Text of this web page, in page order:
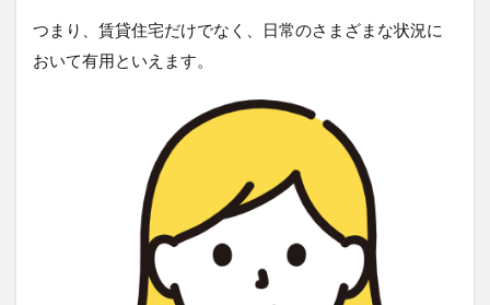
つまり、賃貸住宅だけでなく、日常のさまざまな状況に
おいて有用といえます。